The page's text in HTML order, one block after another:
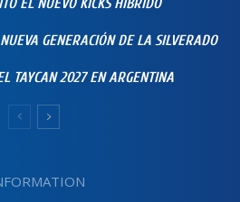
EL NUEVO KICKS HÍBRIDO
GENERACIÓN DE LA SILVERADO
TAYCAN 2027 EN ARGENTINA